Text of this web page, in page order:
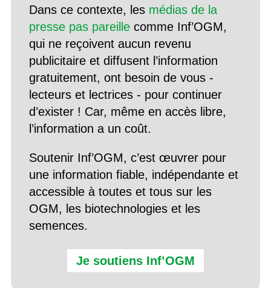
Dans ce contexte, les médias de la
presse pas pareillecomme Inf’OGM,
qui ne reçoivent aucun revenu
publicitaire et diffusent l’information
gratuitement, ont besoin de vous -
lecteurs et lectrices - pour continuer
d’exister ! Car, même en accès libre,
l’information a un coût.
Soutenir Inf’OGM, c’est œuvrer pour
une information fiable, indépendante et
accessible à toutes et tous sur les
OGM, les biotechnologies et les
semences.
Je soutiens Inf’OGM